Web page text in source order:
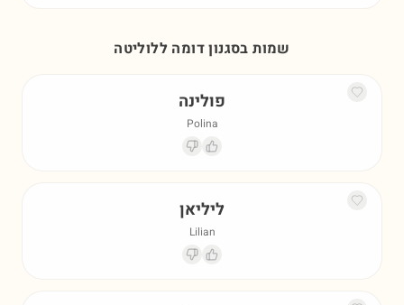
שמות בסגנון דומה ללוליטה
פולינה
Polina
ליליאן
Lilian